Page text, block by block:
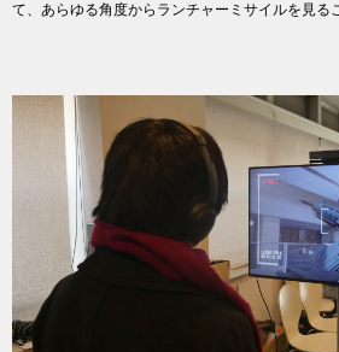
て、あらゆる角度からランチャーミサイルを見る